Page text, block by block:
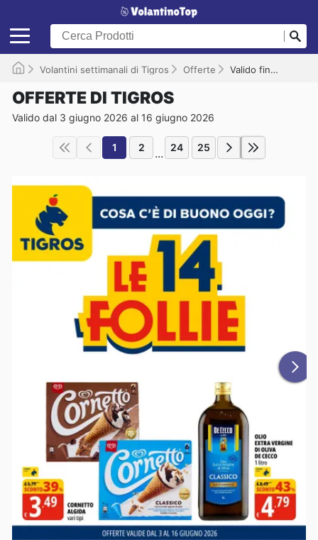
Volantini settimanali di Tigros Offerte Valido fino al 16/06/2026
OFFERTE DI TIGROS
Valido dal 3 giugno 2026 al 16 giugno 2026
1 2 ... 24 25